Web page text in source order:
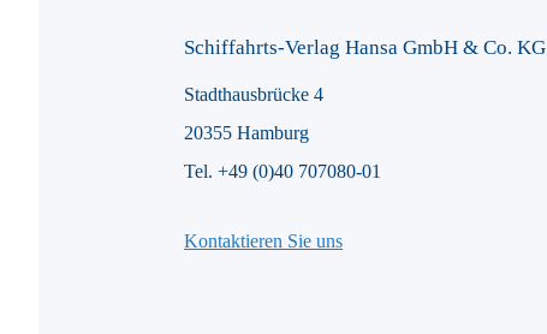
Schiffahrts-Verlag Hansa GmbH & Co. KG
Stadthausbrücke 4
20355 Hamburg
Tel. +49 (0)40 707080-01
Kontaktieren Sie uns